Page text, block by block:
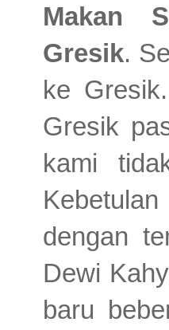
Makan
Gresik.
ke
Gresik
kami
dengan
Dewi
baru